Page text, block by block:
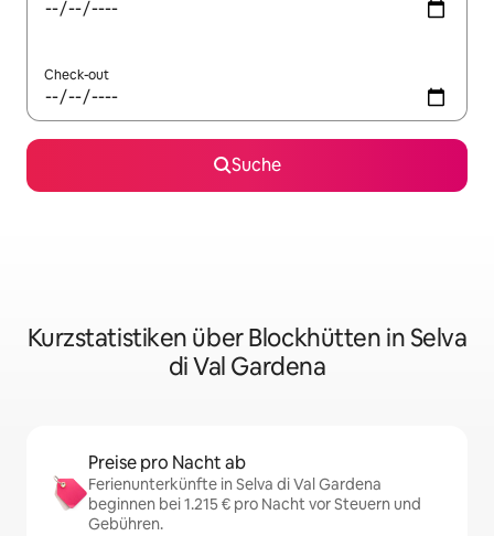
Check-out
Suche
Kurzstatistiken über Blockhütten in Selva
di Val Gardena
Preise pro Nacht ab
Ferienunterkünfte in Selva di Val Gardena
beginnen bei 1.215 € pro Nacht vor Steuern und
Gebühren.